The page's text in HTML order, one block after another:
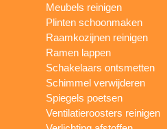
Meubels reinigen
Plinten schoonmaken
Raamkozijnen reinigen
Ramen lappen
Schakelaars ontsmetten
Schimmel verwijderen
Spiegels poetsen
Ventilatieroosters reinigen